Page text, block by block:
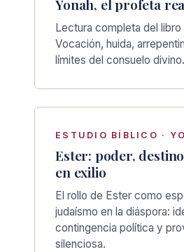
Yonah, el profeta
Lectura completa del libro
Vocación, huida,
límites del consuelo divino.
ESTUDIO BÍBLICO ·
Ester: poder,
en exilio
El rollo de Ester como
judaísmo en la diáspora:
contingencia política y
silenciosa.